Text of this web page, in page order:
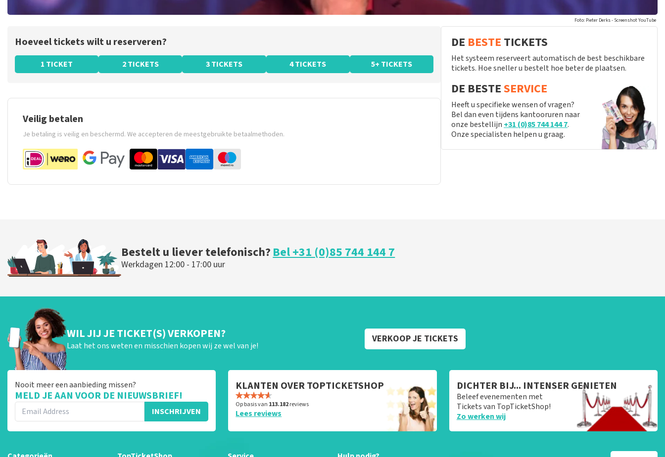
Foto: Pieter Derks - Screenshot YouTube
Hoeveel tickets wilt u reserveren?
1 TICKET 2 TICKETS 3 TICKETS 4 TICKETS 5+ TICKETS
Veilig betalen
Je betaling is veilig en beschermd. We accepteren de meestgebruikte betaalmethoden.
DE BESTE TICKETS
Het systeem reserveert automatisch de best beschikbare
tickets. Hoe sneller u bestelt hoe beter de plaatsen.
DE BESTESERVICE
Heeft u specifieke wensen of vragen?
Bel dan even tijdens kantooruren naar
onze bestellijn +31 (0)85 744 144 7.
Onze specialisten helpen u graag.
Bestelt u liever telefonisch?Bel +31 (0)85 744 144 7
Werkdagen 12:00 - 17:00 uur
WIL JIJ JE TICKET(S) VERKOPEN?
Laat het ons weten en misschien kopen wij ze wel van je!
VERKOOP JE TICKETS
Nooit meer een aanbieding missen?
MELD JE AAN VOOR DE NIEUWSBRIEF!
INSCHRIJVEN
KLANTEN OVER TOPTICKETSHOP
Op basis van 113.182reviews
Lees reviews
DICHTER BIJ... INTENSER GENIETEN
Beleef evenementen met
Tickets van TopTicketShop!
Zo werken wij